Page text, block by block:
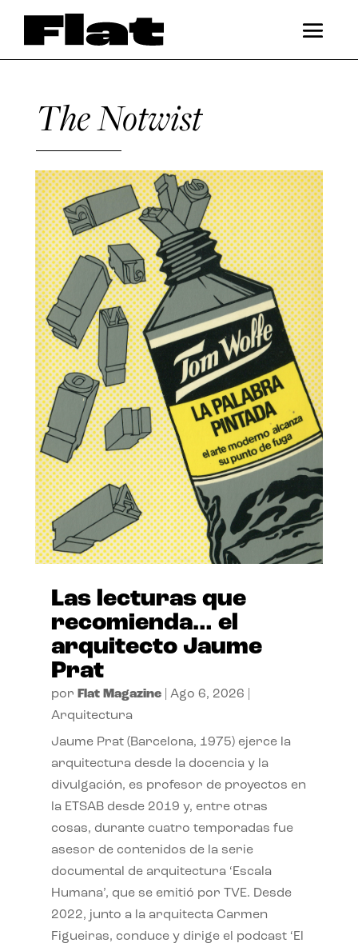
The Notwist
Las lecturas que
recomienda… el
arquitecto Jaume
Prat
por Flat Magazine| Ago 6, 2026
Arquitectura
Jaume Prat (Barcelona, 1975) ejerce la
arquitectura desde la docencia y la
divulgación, es profesor de proyectos en
la ETSAB desde 2019 y, entre otras
cosas, durante cuatro temporadas fue
asesor de contenidos de la serie
documental de arquitectura ‘Escala
Humana’, que se emitió por TVE. Desde
2022, junto a la arquitecta Carmen
Figueiras, conduce y dirige el podcast ‘El